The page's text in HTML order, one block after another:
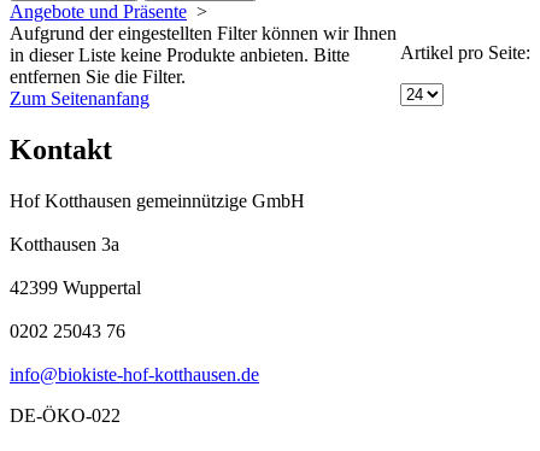
Angebote und Präsente >
Artikel pro Seite:
Aufgrund der eingestellten Filter können wir Ihnen
in dieser Liste keine Produkte anbieten. Bitte
entfernen Sie die Filter.
Zum Seitenanfang
Kontakt
Hof Kotthausen gemeinnützige GmbH
Kotthausen 3a
42399 Wuppertal
0202 25043 76
info@biokiste-hof-kotthausen.de
DE-ÖKO-022